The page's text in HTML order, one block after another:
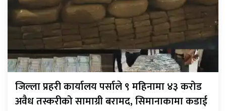
जिल्ला प्रहरी कार्यालय पर्साले ९ महिनामा ४३ करोड
अवैध तस्करीको सामाग्री बरामद, सिमानाकामा कडाई